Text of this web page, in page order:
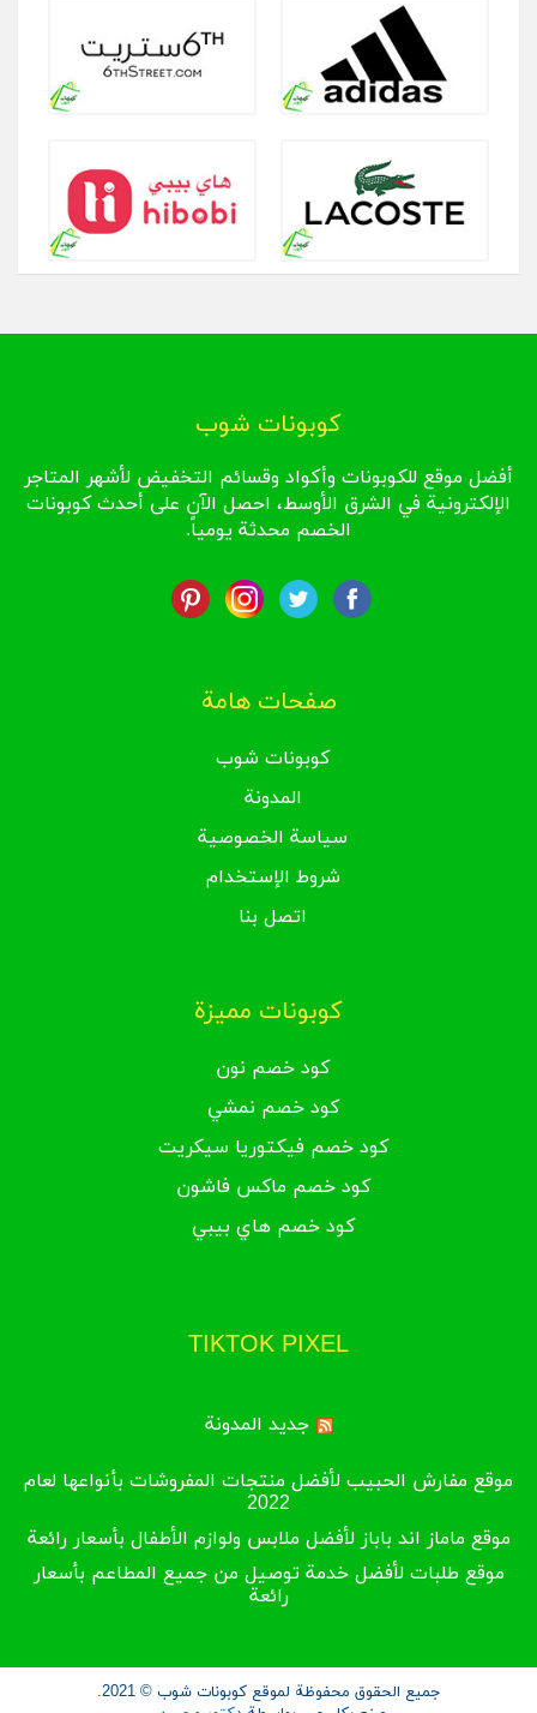
كوبونات شوب
أفضل موقع للكوبونات وأكواد وقسائم التخفيض لأشهر المتاجر
الإلكترونية في الشرق الأوسط، احصل الآن على أحدث كوبونات
الخصم محدثة يومياً.
صفحات هامة
كوبونات شوب
المدونة
سياسة الخصوصية
شروط الإستخدام
اتصل بنا
كوبونات مميزة
كود خصم نون
كود خصم نمشي
كود خصم فيكتوريا سيكريت
كود خصم ماكس فاشون
كود خصم هاي بيبي
TIKTOK PIXEL
جديد المدونة
موقع مفارش الحبيب لأفضل منتجات المفروشات بأنواعها لعام
2022
موقع ماماز اند باباز لأفضل ملابس ولوازم الأطفال بأسعار رائعة
موقع طلبات لأفضل خدمة توصيل من جميع المطاعم بأسعار
رائعة
جميع الحقوق محفوظة لموقع كوبونات شوب © 2021.